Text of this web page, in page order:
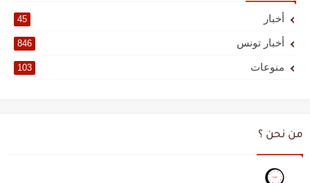
أخبار 45
أخبار تونس 846
منوعات 103
من نحن ؟